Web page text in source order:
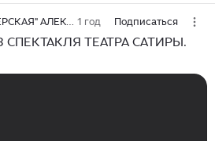
"ТВОРЧЕСКАЯ МАСТЕРСКАЯ" АЛЕКСАНДРА БЕЛАНОВА 1 год Подписаться
ТЕАТРА САТИРЫ.